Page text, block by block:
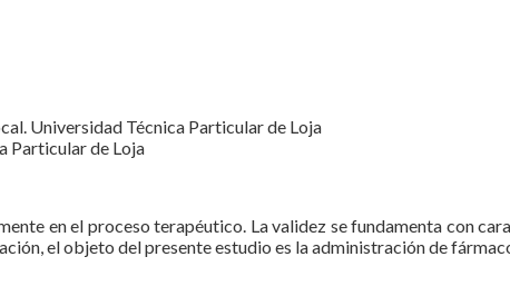
Universidad Técnica Particular de Loja
Particular de Loja
en el proceso terapéutico. La validez se fundamenta con
el objeto del presente estudio es la administración de